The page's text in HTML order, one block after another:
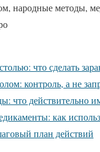
народные методы,
что сделать
контроль, а не
что действительно
как
план действий